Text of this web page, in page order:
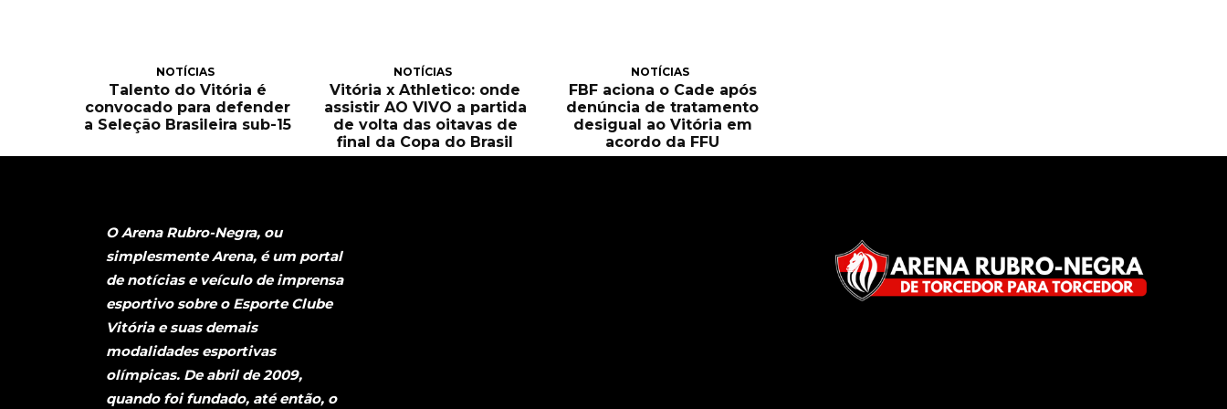
NOTÍCIAS
Talento do Vitória é
convocado para defender
a Seleção Brasileira sub-15
NOTÍCIAS
Vitória x Athletico: onde
assistir AO VIVO a partida
de volta das oitavas de
final da Copa do Brasil
NOTÍCIAS
FBF aciona o Cade após
denúncia de tratamento
desigual ao Vitória em
acordo da FFU
O Arena Rubro-Negra, ou
simplesmente Arena, é um portal
de notícias e veículo de imprensa
esportivo sobre o Esporte Clube
Vitória e suas demais
modalidades esportivas
olímpicas. De abril de 2009,
quando foi fundado, até então, o